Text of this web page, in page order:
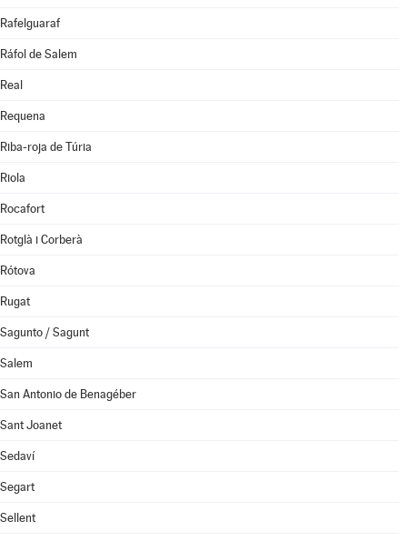
Rafelguaraf
Ráfol de Salem
Real
Requena
Riba-roja de Túria
Riola
Rocafort
Rotglà i Corberà
Rótova
Rugat
Sagunto / Sagunt
Salem
San Antonio de Benagéber
Sant Joanet
Sedaví
Segart
Sellent